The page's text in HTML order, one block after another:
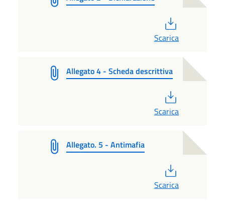
Scarica
Allegato 4 - Scheda descrittiva
Scarica
Allegato. 5 - Antimafia
Scarica